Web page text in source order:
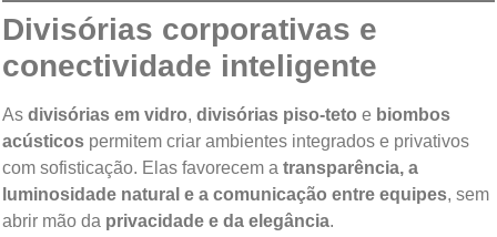
Divisórias corporativas e
conectividade inteligente
As divisórias em vidro, divisórias piso-teto e biombos
acústicos permitem criar ambientes integrados e privativos
com sofisticação. Elas favorecem a transparência, a
luminosidade natural e a comunicação entre equipes, sem
abrir mão da privacidade e da elegância.